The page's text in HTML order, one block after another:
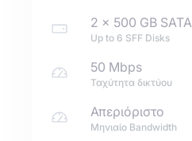
2 x 500 GB SATA
Up to 6 SFF Disks
50 Mbps
Ταχύτητα δικτύου
Απεριόριστο
Μηνιαίο Bandwidth